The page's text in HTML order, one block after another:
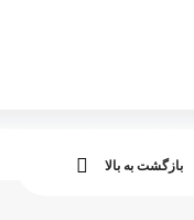
بازگشت به بالا